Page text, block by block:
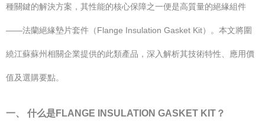
種關鍵的解決方案，其性能的核心保障之一便是高質量的絕緣組件
——法蘭絕緣墊片套件（Flange Insulation Gasket Kit）。本文將圍
繞江蘇蘇州相關企業提供的此類產品，深入解析其技術特性、應用價
值及選購要點。
一、 什么是FLANGE INSULATION GASKET KIT？